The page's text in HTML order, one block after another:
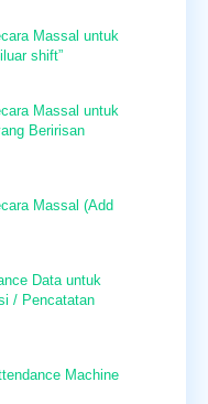
Massal untuk
shift”
Massal untuk
Beririsan
Massal (Add
Data untuk
/ Pencatatan
Machine